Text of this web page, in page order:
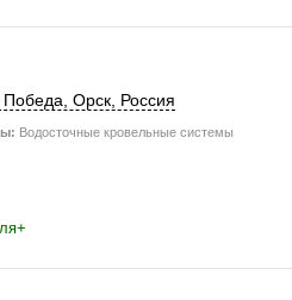
Победа Орск Россия
Водосточные кровельные системы